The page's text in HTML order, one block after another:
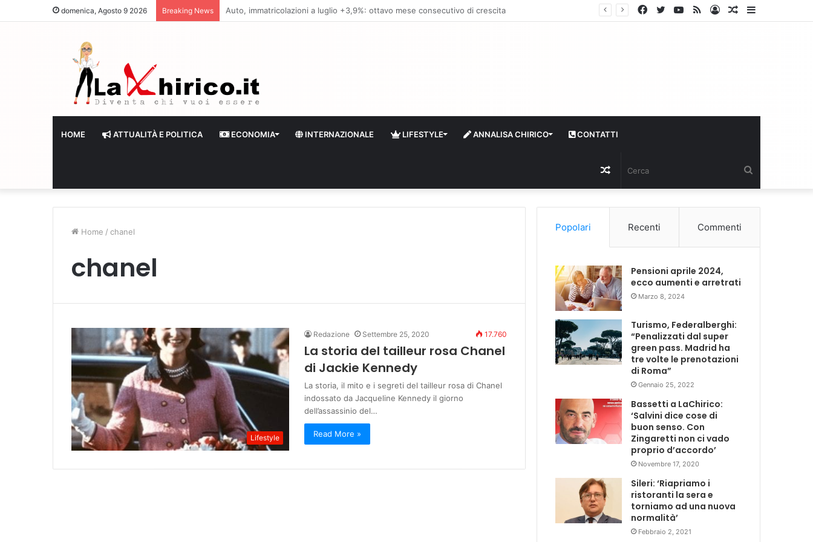
domenica, Agosto 9 2026 Breaking News Banche senza liquidità e riserve Fmi inutilizzabili: la crisi dell’economia russa
Articolo
Log
RSS
YouTube
Twitter
Facebook
HOME ATTUALITÀ E POLITICA ECONOMIA INTERNAZIONALE LIFESTYLE ANNALISA CHIRICO CONTATTI
Articolo
casuale
Home / chanel
chanel
Lifestyle
Redazione Settembre 25, 2020 17.760
La storia del tailleur rosa Chanel
di Jackie Kennedy
La storia, il mito e i segreti del tailleur rosa di Chanel
indossato da Jacqueline Kennedy il giorno
dell’assassinio del…
Read More »
Popolari Recenti Commenti
Pensioni aprile 2024,
ecco aumenti e arretrati
Marzo 8, 2024
Turismo, Federalberghi:
“Penalizzati dal super
green pass. Madrid ha
tre volte le prenotazioni
di Roma”
Gennaio 25, 2022
Bassetti a LaChirico:
‘Salvini dice cose di
buon senso. Con
Zingaretti non ci vado
proprio d’accordo’
Novembre 17, 2020
Sileri: ‘Riapriamo i
ristoranti la sera e
torniamo ad una nuova
normalità’
Febbraio 2, 2021